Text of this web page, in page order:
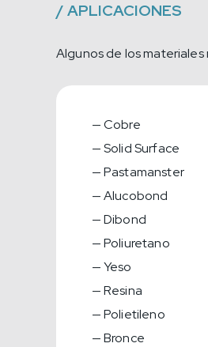
/APLICACIONES
Algunos de los materiales
Cobre
Solid Surface
Pastamanster
Alucobond
Dibond
Poliuretano
Yeso
Resina
Polietileno
Bronce